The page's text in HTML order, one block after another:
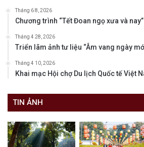
Tháng 6 8, 2026
Chương trình “Tết Đoan ngọ xưa và
Tháng 4 28, 2026
Triển lãm ảnh tư liệu “Âm vang ngày
Tháng 4 10, 2026
Khai mạc Hội chợ Du lịch Quốc tế Việt
TIN ẢNH